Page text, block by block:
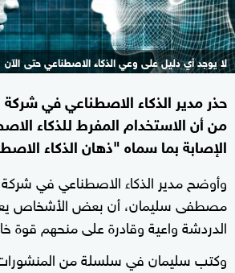
لا يوجد أي دليل على وعي الذكاء الاصطناعي حتى الآن
حذر مدير الذكاء الاصطناعي في
من أن الاستخدام المفرط للذكاء
الإصابة بما سماه "ذهان الذكاء
وأوضح مدير الذكاء الاصطناعي في
مصطفى سليمان، أن بعض الأشخاص
الدردشة واعية وقادرة على منحهم قوة
وكتب سليمان في سلسلة من